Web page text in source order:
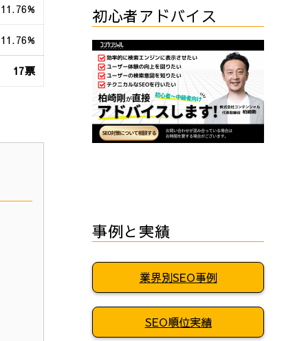
11.76%
11.76%
17票
初心者アドバイス
事例と実績
業界別SEO事例
SEO順位実績